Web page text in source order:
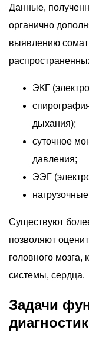
Данные,
органично
выявлению
ЭКГ
дыхания);
суточное
давления;
ЭЭГ
Существуют
позволяют
головного
системы, сердца.
Задачи